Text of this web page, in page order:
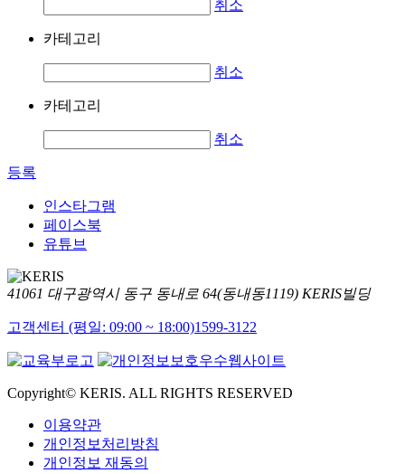
취소
카테고리
취소
카테고리
취소
등록
인스타그램
페이스북
유튜브
41061 대구광역시 동구 동내로 64(동내동1119) KERIS빌딩
고객센터 (평일: 09:00 ~ 18:00)1599-3122
Copyright© KERIS. ALL RIGHTS RESERVED
이용약관
개인정보처리방침
개인정보 재동의